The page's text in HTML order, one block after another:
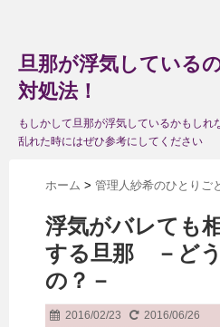
旦那が浮気している
対処法！
もしかして旦那が浮気しているかもしれ
乱れた時にはぜひ参考にしてください
ホーム > 管理人紗希のひとりご
浮気がバレても
する旦那 －ど
の？－
2016/02/23 2016/06/26